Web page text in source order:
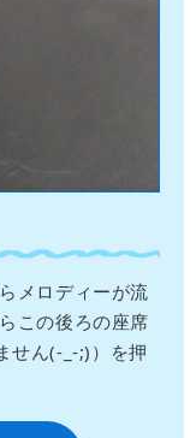
メロディーが流
この後ろの座席
せん(-_-;)）を押